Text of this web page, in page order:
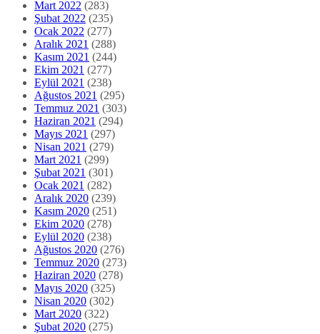
Mart 2022 (283)
Şubat 2022 (235)
Ocak 2022 (277)
Aralık 2021 (288)
Kasım 2021 (244)
Ekim 2021 (277)
Eylül 2021 (238)
Ağustos 2021 (295)
Temmuz 2021 (303)
Haziran 2021 (294)
Mayıs 2021 (297)
Nisan 2021 (279)
Mart 2021 (299)
Şubat 2021 (301)
Ocak 2021 (282)
Aralık 2020 (239)
Kasım 2020 (251)
Ekim 2020 (278)
Eylül 2020 (238)
Ağustos 2020 (276)
Temmuz 2020 (273)
Haziran 2020 (278)
Mayıs 2020 (325)
Nisan 2020 (302)
Mart 2020 (322)
Şubat 2020 (275)